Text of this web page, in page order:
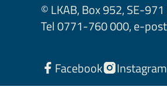
© LKAB, Box 952, SE-
Tel 0771-760 000, e-post
Facebook Instagram